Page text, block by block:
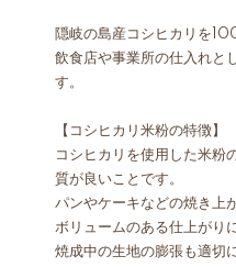
隠岐の島産コシヒカリを
飲食店や事業所の仕入れ
す。
【コシヒカリ米粉の特徴】
コシヒカリを使用した米粉
質が良いことです。
パンやケーキなどの焼き上
ボリュームのある仕上がり
焼成中の生地の膨張も適切